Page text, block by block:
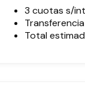
3 cuotas s/
Total